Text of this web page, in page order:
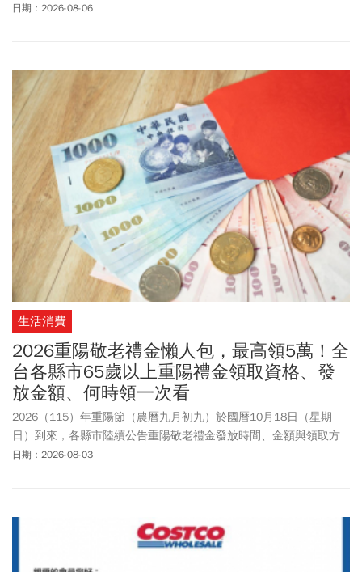
生日蛋糕，更寫著核心信念「和平幸福」4個字。當天高希均回顧一
文化指出，遵照高教授遺願一切從簡，不設靈堂、不辦公祭，懇辭
花籃輓聯，遠見・天下文化事業群將另行舉辦追思會，緬懷其一生
貢獻與風範。
日期：2026-08-06
生活消費
2026重陽敬老禮金懶人包，最高領5萬！全
台各縣市65歲以上重陽禮金領取資格、發
放金額、何時領一次看
2026（115）年重陽節（農曆九月初九）於國曆10月18日（星期
日）到來，各縣市陸續公告重陽敬老禮金發放時間、金額與領取方
式。全台各縣市包含台北市、新北市、桃園市、台中市、台南市、
年重陽敬老禮金陸續開放申請領取，《今周刊》一併整理各縣市重
陽敬老金資訊，將不斷更新最新訊息，完整懶人包一次看。
日期：2026-08-03